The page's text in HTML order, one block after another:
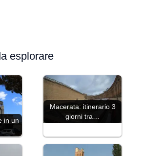
esplorare
in un
Macerata: itinerario 3
giorni tra…